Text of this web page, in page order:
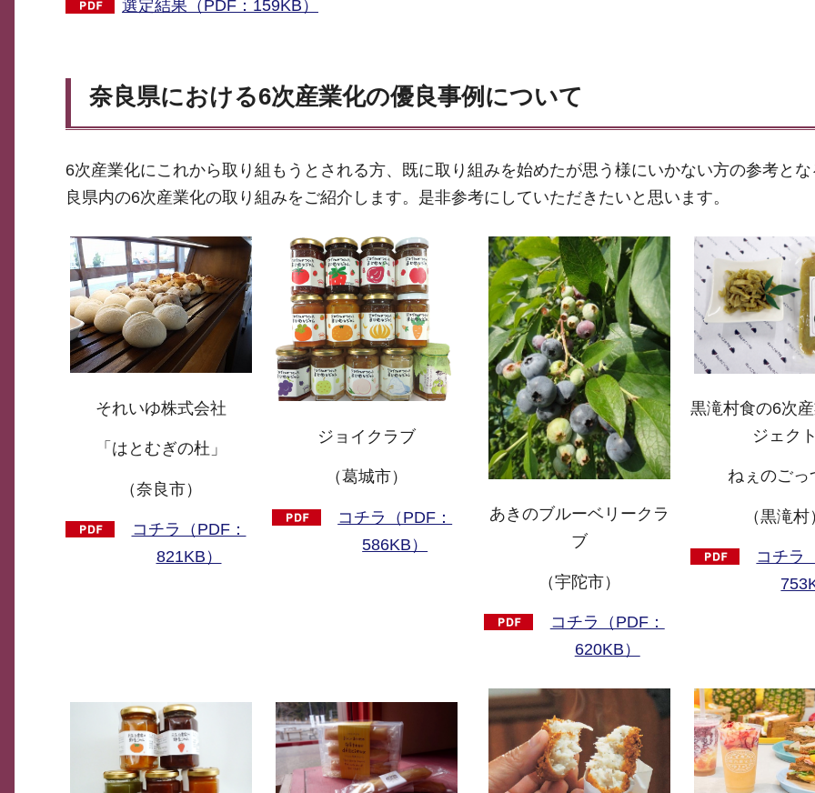
選定結果（PDF：159KB）
奈良県における6次産業化の優良事例について
6次産業化にこれから取り組もうとされる方、既に取り組みを始めたが思う様にいかない方の参考と
良県内の6次産業化の取り組みをご紹介します。是非参考にしていただきたいと思います。
それいゆ株式会社
「はとむぎの杜」
（奈良市）
コチラ（PDF：
821KB）
ジョイクラブ
（葛城市）
コチラ（PDF：
586KB）
あきのブルーベリークラ
ブ
（宇陀市）
コチラ（PDF：
620KB）
黒滝村食の6次
ジェクト
ねぇのごっ
（黒滝村
コチラ